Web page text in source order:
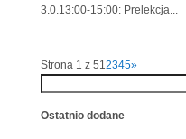
3.0.13:00-15:00: Prelekcja...
Strona 1 z 51 2345»
Ostatnio dodane